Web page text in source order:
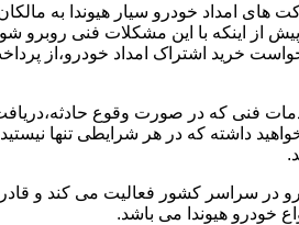
امداد خودرو سیار هیوندا به
از اینکه با این مشکلات فنی روبرو
خرید اشتراک امداد خودرو،از
فنی که در صورت وقوع
داشته که در هر شرایطی تنها
در سراسر کشور فعالیت می کند و
خودرو هیوندا می باشد.